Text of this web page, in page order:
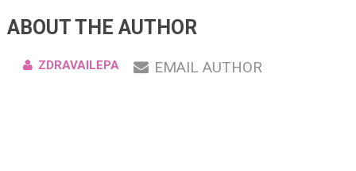
ABOUT THE AUTHOR
ZDRAVAILEPA EMAIL AUTHOR